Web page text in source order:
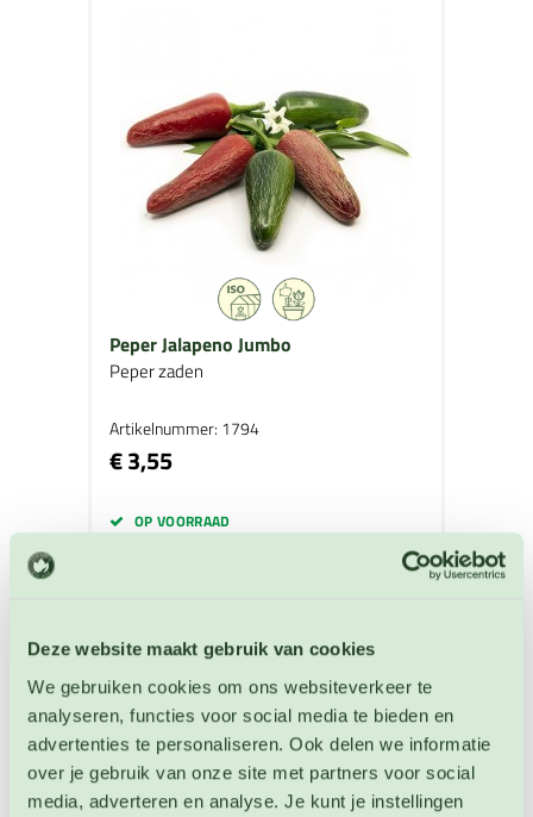
Deze website maakt gebruik van cookies
We gebruiken cookies om ons websiteverkeer te
analyseren, functies voor social media te bieden en
advertenties te personaliseren. Ook delen we informatie
over je gebruik van onze site met partners voor social
media, adverteren en analyse. Je kunt je instellingen
Peper Jalapeno Jumbo
Peper zaden
Artikelnummer: 1794
€ 3,55
OP VOORRAAD